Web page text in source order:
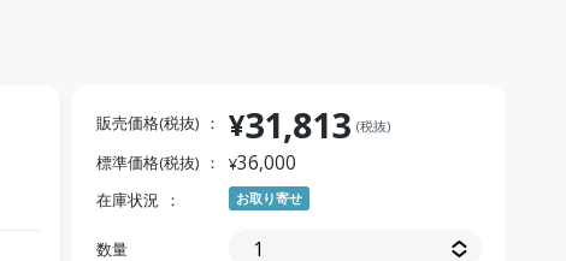
販売価格(税抜) ¥31,813 (税抜)
標準価格(税抜) ¥36,000
在庫状況 お取り寄せ
数量